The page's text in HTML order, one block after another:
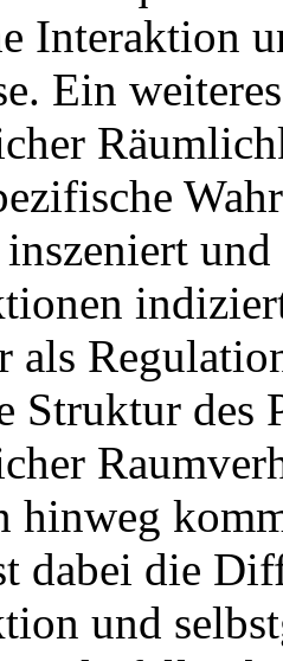
Interaktion
Ein
als
Struktur des
hinweg
dabei die
und